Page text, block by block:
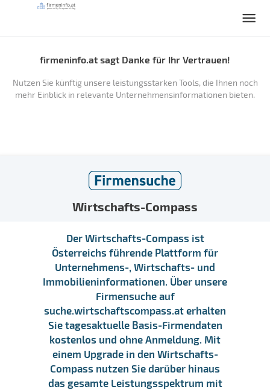
firmeninfo.at sagt Danke für Ihr Vertrauen!
Nutzen Sie künftig unsere leistungsstarken Tools, die Ihnen noch
mehr Einblick in relevante Unternehmensinformationen bieten.
Wirtschafts-Compass
Der Wirtschafts-Compass ist
Österreichs führende Plattform für
Unternehmens-, Wirtschafts- und
Immobilieninformationen. Über unsere
Firmensuche auf
suche.wirtschaftscompass.at erhalten
Sie tagesaktuelle Basis-Firmendaten
kostenlos und ohne Anmeldung. Mit
einem Upgrade in den Wirtschafts-
Compass nutzen Sie darüber hinaus
das gesamte Leistungsspektrum mit